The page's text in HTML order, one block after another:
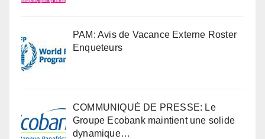
PAM: Avis de Vacance Externe Roster
Enqueteurs
COMMUNIQUÉ DE PRESSE: Le
Groupe Ecobank maintient une solide
dynamique…